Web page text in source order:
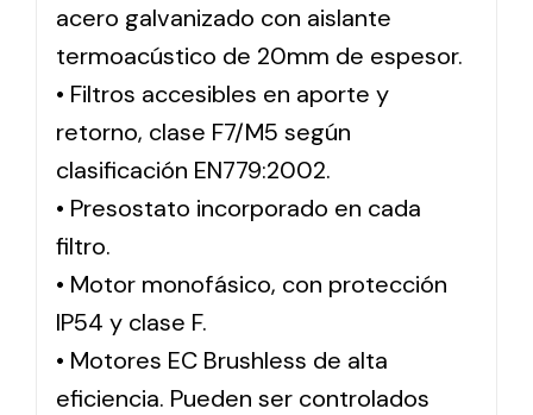
acero galvanizado con aislante
termoacústico de 20mm de espesor.
• Filtros accesibles en aporte y
retorno, clase F7/M5 según
clasificación EN779:2002.
• Presostato incorporado en cada
filtro.
• Motor monofásico, con protección
IP54 y clase F.
• Motores EC Brushless de alta
eficiencia. Pueden ser controlados